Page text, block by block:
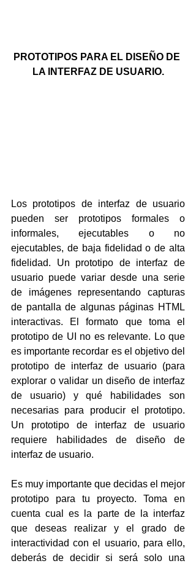
PROTOTIPOS PARA EL DISEÑO DE
LA INTERFAZ DE USUARIO.
Los prototipos de interfaz de usuario
pueden ser prototipos formales o
informales, ejecutables o no
ejecutables, de baja fidelidad o de alta
fidelidad. Un prototipo de interfaz de
usuario puede variar desde una serie
de imágenes representando capturas
de pantalla de algunas páginas HTML
interactivas. El formato que toma el
prototipo de UI no es relevante. Lo que
es importante recordar es el objetivo del
prototipo de interfaz de usuario (para
explorar o validar un diseño de interfaz
de usuario) y qué habilidades son
necesarias para producir el prototipo.
Un prototipo de interfaz de usuario
requiere habilidades de diseño de
interfaz de usuario.
Es muy importante que decidas el mejor
prototipo para tu proyecto. Toma en
cuenta cual es la parte de la interfaz
que deseas realizar y el grado de
interactividad con el usuario, para ello,
deberás de decidir si será solo una